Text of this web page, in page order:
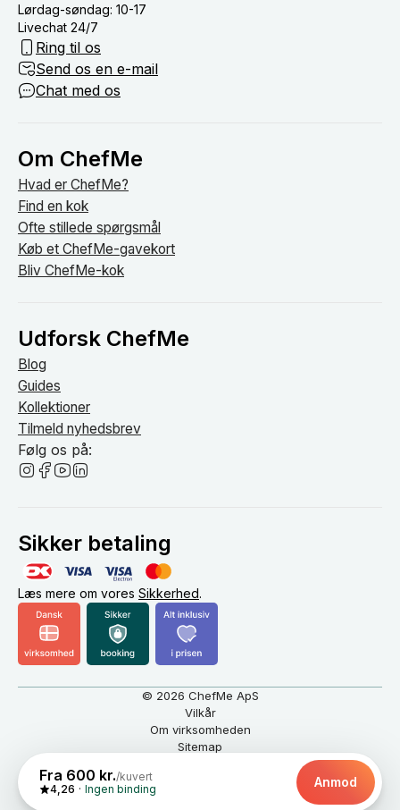
Fra 600 kr./kuvert
4,26
Ingen binding Anmod
Lørdag-søndag: 10-17
Livechat 24/7
Ring til os
Send os en e-mail
Chat med os
Om ChefMe
Hvad er ChefMe?
Find en kok
Ofte stillede spørgsmål
Køb et ChefMe-gavekort
Bliv ChefMe-kok
Udforsk ChefMe
Blog
Guides
Kollektioner
Tilmeld nyhedsbrev
Følg os på:
Sikker betaling
Læs mere om vores Sikkerhed.
© 2026 ChefMe ApS
Vilkår
Om virksomheden
Sitemap